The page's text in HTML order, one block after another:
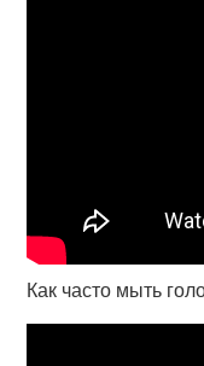
Как часто мыть